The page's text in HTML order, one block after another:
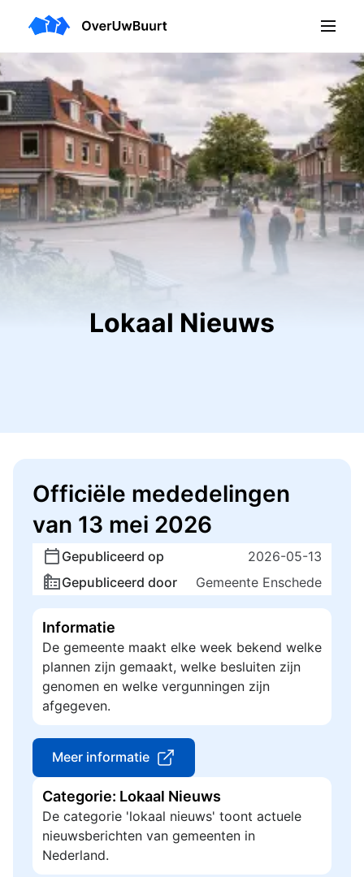
Lokaal Nieuws
Officiële mededelingen
van 13 mei 2026
Gepubliceerd op
2026-05-13
Gepubliceerd door
Gemeente Enschede
Informatie
De gemeente maakt elke week bekend welke
plannen zijn gemaakt, welke besluiten zijn
genomen en welke vergunningen zijn
afgegeven.
Meer informatie
Categorie: Lokaal Nieuws
De categorie 'lokaal nieuws' toont actuele
nieuwsberichten van gemeenten in
Nederland.